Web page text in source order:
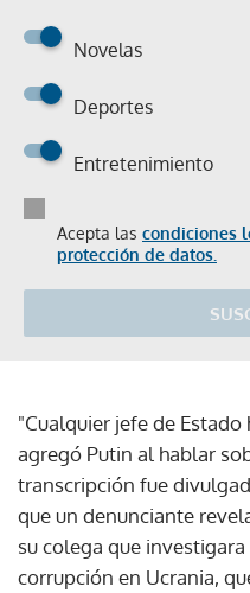
Novelas
Deportes
Entretenimiento
Acepta las condiciones
protección de datos.
"Cualquier jefe de
agregó Putin al hablar
transcripción fue
que un denunciante
su colega que
corrupción en Ucrania,